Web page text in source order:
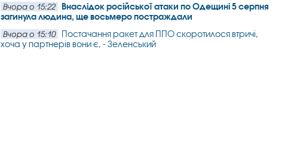
Вчора о 15:22
Внаслідок російської атаки по Одещині 5 серпня
загинула людина, ще восьмеро постраждали
Вчора о 15:10
Постачання ракет для ППО скоротилося втричі,
хоча у партнерів вони є, - Зеленський